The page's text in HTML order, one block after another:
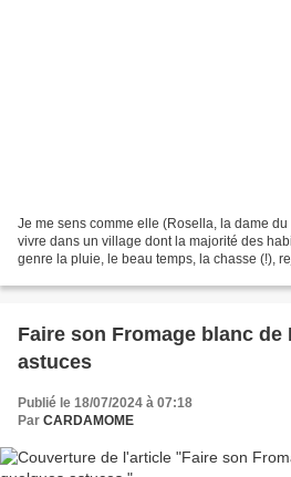
Je me sens comme elle (Rosella, la dame
vivre dans un village dont la majorité des
genre la pluie, le beau temps, la chasse (!),
Faire son Fromage blanc
astuces
Publié le 18/07/2024 à 07:18
Par CARDAMOME